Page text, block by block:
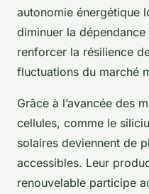
autonomie énergétique
diminuer la
renforcer la résilience
fluctuations du marché
Grâce à l’avancée des
cellules, comme le
solaires deviennent de
accessibles. Leur
renouvelable participe